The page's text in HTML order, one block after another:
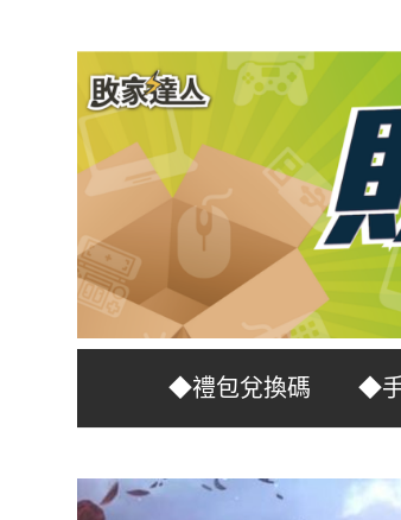
家
No.1
戲
◆禮包兌換碼 ◆